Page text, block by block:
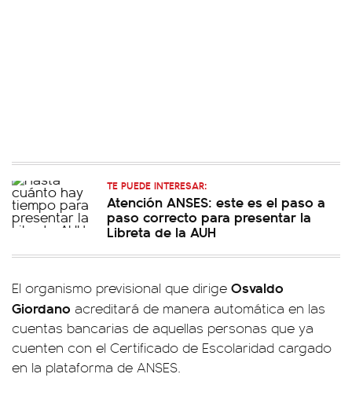
TE PUEDE INTERESAR:
Atención ANSES: este es el paso a
paso correcto para presentar la
Libreta de la AUH
El organismo previsional que dirige Osvaldo
Giordano acreditará de manera automática en las
cuentas bancarias de aquellas personas que ya
cuenten con el Certificado de Escolaridad cargado
en la plataforma de ANSES.